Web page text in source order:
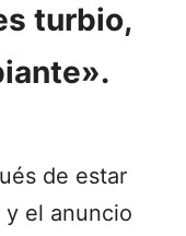
turbio,
de estar
el anuncio